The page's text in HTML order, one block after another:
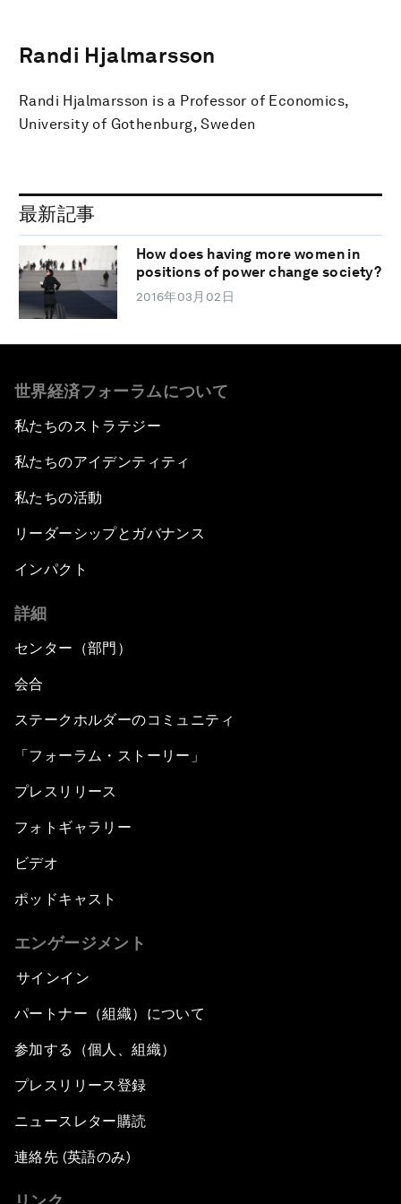
Randi Hjalmarsson
Randi Hjalmarsson is a Professor of Economics,
University of Gothenburg, Sweden
最新記事
How does having more women in
positions of power change society?
2016年03月02日
世界経済フォーラムについて
私たちのストラテジー
私たちのアイデンティティ
私たちの活動
リーダーシップとガバナンス
インパクト
詳細
センター（部門）
会合
ステークホルダーのコミュニティ
「フォーラム・ストーリー」
プレスリリース
フォトギャラリー
ビデオ
ポッドキャスト
エンゲージメント
サインイン
パートナー（組織）について
参加する（個人、組織）
プレスリリース登録
ニュースレター購読
連絡先 (英語のみ)